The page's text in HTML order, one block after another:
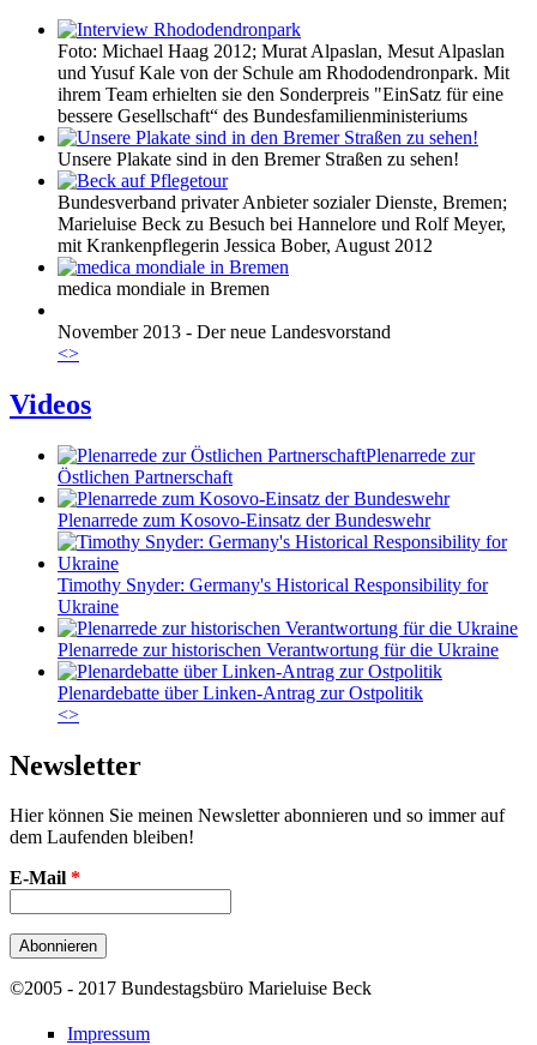
Foto: Michael Haag 2012; Murat Alpaslan, Mesut Alpaslan
und Yusuf Kale von der Schule am Rhododendronpark. Mit
ihrem Team erhielten sie den Sonderpreis "EinSatz für eine
bessere Gesellschaft“ des Bundesfamilienministeriums
Unsere Plakate sind in den Bremer Straßen zu sehen!
Bundesverband privater Anbieter sozialer Dienste, Bremen;
Marieluise Beck zu Besuch bei Hannelore und Rolf Meyer,
mit Krankenpflegerin Jessica Bober, August 2012
medica mondiale in Bremen
November 2013 - Der neue Landesvorstand
<>
Videos
Plenarrede zur
Östlichen Partnerschaft
Plenarrede zum Kosovo-Einsatz der Bundeswehr
Timothy Snyder: Germany's Historical Responsibility for
Ukraine
Plenarrede zur historischen Verantwortung für die Ukraine
Plenardebatte über Linken-Antrag zur Ostpolitik
<>
Newsletter
Hier können Sie meinen Newsletter abonnieren und so immer auf
dem Laufenden bleiben!
E-Mail *
©2005 - 2017 Bundestagsbüro Marieluise Beck
Impressum